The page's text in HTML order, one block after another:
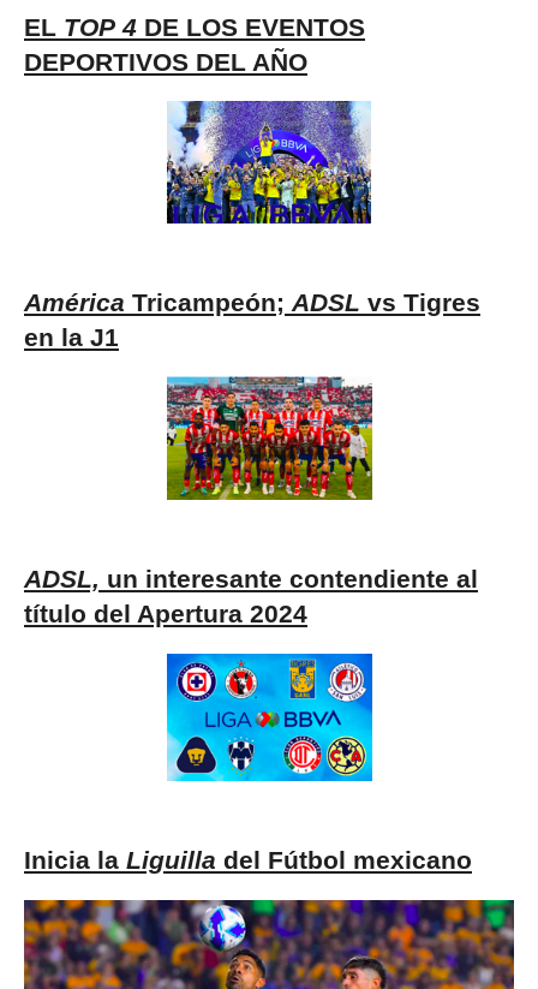
EL TOP 4 DE LOS EVENTOS
DEPORTIVOS DEL AÑO
América Tricampeón;ADSL vs Tigres
en la J1
ADSL, un interesante contendiente al
título del Apertura 2024
Inicia la Liguilla del Fútbol mexicano